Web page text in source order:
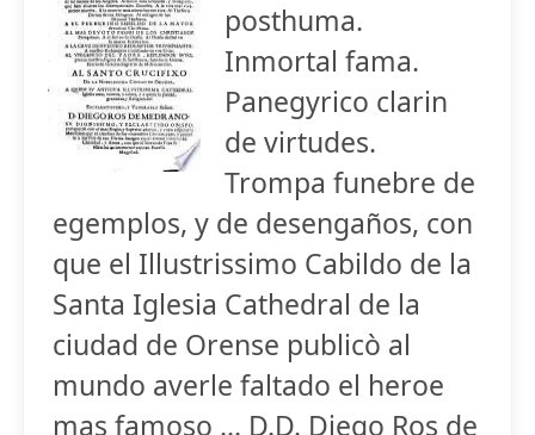
posthuma.
Inmortal fama.
Panegyrico clarin
de virtudes.
Trompa funebre de
egemplos, y de desengaños, con
que el Illustrissimo Cabildo de la
Santa Iglesia Cathedral de la
ciudad de Orense publicò al
mundo averle faltado el heroe
mas famoso ... D.D. Diego Ros de